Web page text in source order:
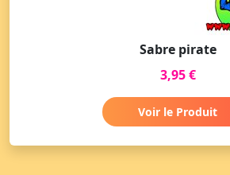
Sabre pirate
3,95 €
Voir le Produit